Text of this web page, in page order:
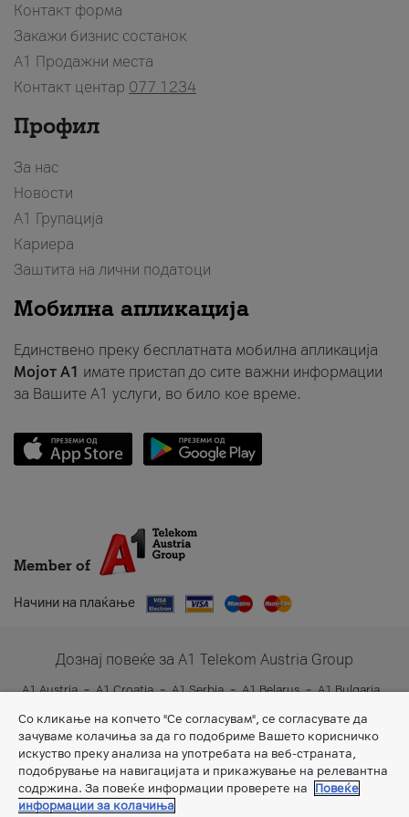
Контакт форма
Закажи бизнис состанок
A1 Продажни места
Контакт центар 077 1234
Профил
За нас
Новости
А1 Групација
Кариера
Заштита на лични податоци
Мобилна апликација
Единствено преку бесплатната мобилна апликација
Мојот A1 имате пристап до сите важни информации
за Вашите A1 услуги, во било кое време.
Member of
Начини на плаќање
Дознај повеќе за A1 Telekom Austria Group
A1 Austria A1 Croatia A1 Serbia A1 Belarus
A1 Bulgaria
A1 Slovenia
A1 Digital
Со кликање на копчето "Се согласувам", се согласувате да
зачуваме колачиња за да го подобриме Вашето корисничко
искуство преку анализа на употребата на веб-страната,
подобрување на навигацијата и прикажување на релевантна
содржина. За повеќе информации проверете на
Повеќе
информации за колачиња